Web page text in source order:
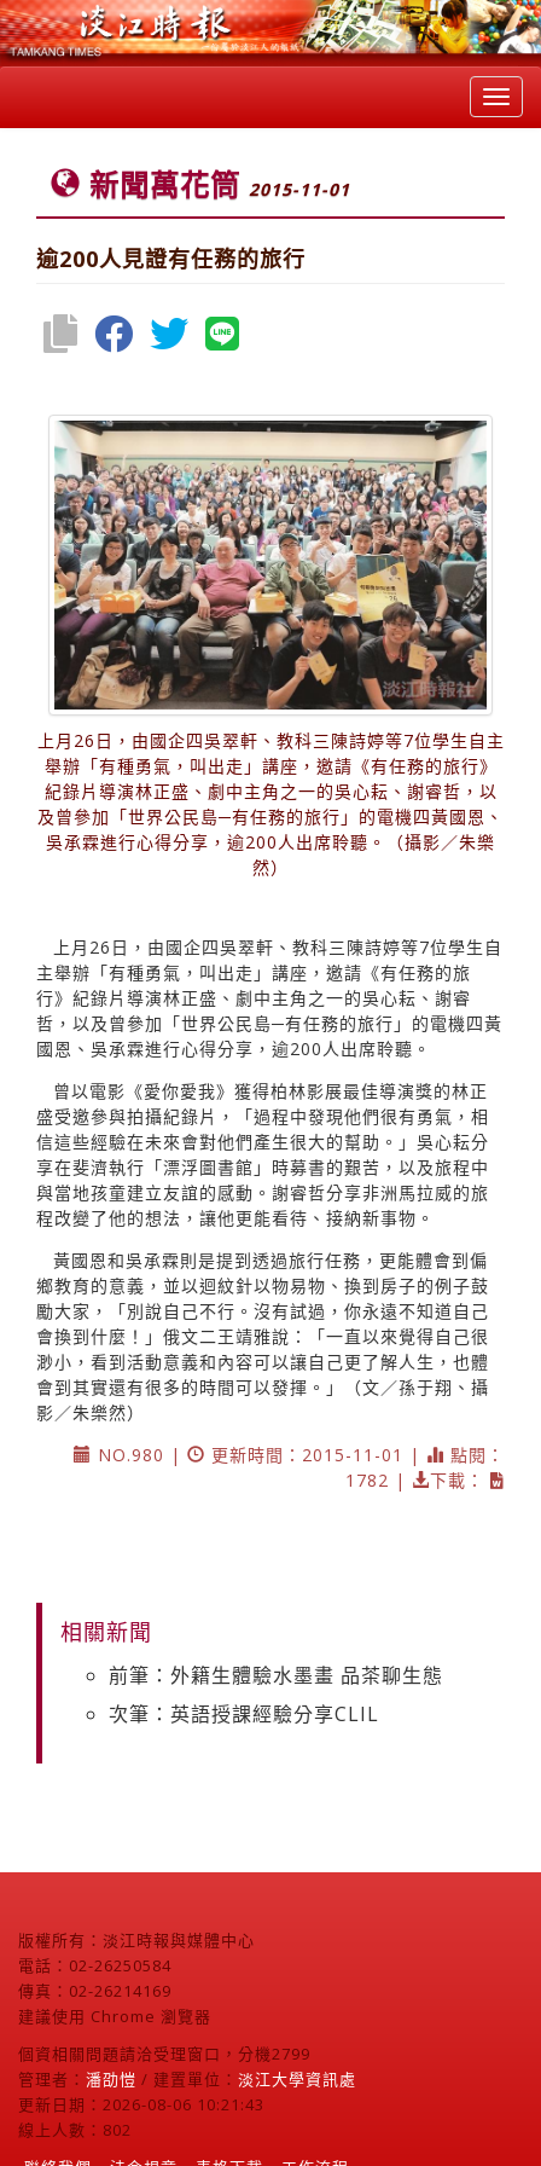
新聞萬花筒 2015-11-01
逾200人見證有任務的旅行
上月26日，由國企四吳翠軒、教科三陳詩婷等7位學生自主
舉辦「有種勇氣，叫出走」講座，邀請《有任務的旅行》
紀錄片導演林正盛、劇中主角之一的吳心耘、謝睿哲，以
及曾參加「世界公民島─有任務的旅行」的電機四黃國恩、
吳承霖進行心得分享，逾200人出席聆聽。（攝影／朱樂
然）
上月26日，由國企四吳翠軒、教科三陳詩婷等7位學生自
主舉辦「有種勇氣，叫出走」講座，邀請《有任務的旅
行》紀錄片導演林正盛、劇中主角之一的吳心耘、謝睿
哲，以及曾參加「世界公民島─有任務的旅行」的電機四黃
國恩、吳承霖進行心得分享，逾200人出席聆聽。
曾以電影《愛你愛我》獲得柏林影展最佳導演獎的林正
盛受邀參與拍攝紀錄片，「過程中發現他們很有勇氣，相
信這些經驗在未來會對他們產生很大的幫助。」吳心耘分
享在斐濟執行「漂浮圖書館」時募書的艱苦，以及旅程中
與當地孩童建立友誼的感動。謝睿哲分享非洲馬拉威的旅
程改變了他的想法，讓他更能看待、接納新事物。
黃國恩和吳承霖則是提到透過旅行任務，更能體會到偏
鄉教育的意義，並以迴紋針以物易物、換到房子的例子鼓
勵大家，「別說自己不行。沒有試過，你永遠不知道自己
會換到什麼！」俄文二王靖雅說：「一直以來覺得自己很
渺小，看到活動意義和內容可以讓自己更了解人生，也體
會到其實還有很多的時間可以發揮。」（文／孫于翔、攝
影／朱樂然）
NO.980 |
更新時間：2015-11-01 |
點閱：
1782 |
下載：
相關新聞
前筆：外籍生體驗水墨畫 品茶聊生態
次筆：英語授課經驗分享CLIL
版權所有：淡江時報與媒體中心
電話：02-26250584
傳真：02-26214169
建議使用 Chrome 瀏覽器
個資相關問題請洽受理窗口，分機2799
管理者： 潘劭愷 / 建置單位： 淡江大學資訊處
更新日期：2026-08-06 10:21:43
線上人數：802